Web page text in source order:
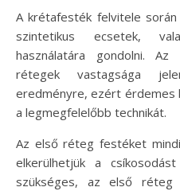
A krétafesték felvitele
szintetikus ecsetek,
használatára gondolni.
rétegek vastagsága
eredményre, ezért érdemes
a legmegfelelőbb technikát.
Az első réteg festéket
elkerülhetjük a
szükséges, az első réteg